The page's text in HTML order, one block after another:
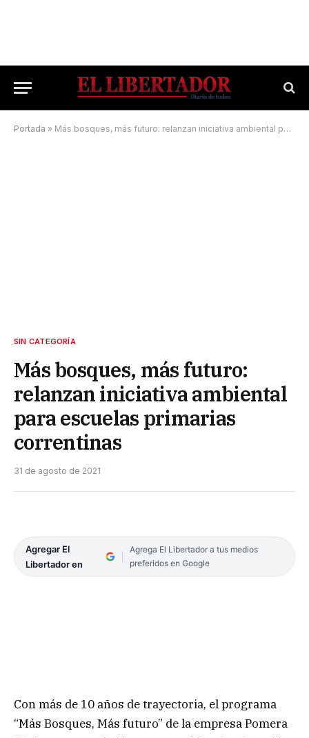
Portada » Más bosques, más futuro: relanzan iniciativa ambiental para escuelas primarias correntinas
SIN CATEGORÍA
Más bosques, más futuro:
relanzan iniciativa ambiental
para escuelas primarias
correntinas
31 de agosto de 2021
Agregar El
Libertador en
Agrega El Libertador a tus medios
preferidos en Google
Con más de 10 años de trayectoria, el programa
“Más Bosques, Más futuro” de la empresa Pomera